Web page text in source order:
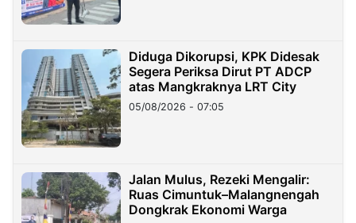
Diduga Dikorupsi, KPK Didesak
Segera Periksa Dirut PT ADCP
atas Mangkraknya LRT City
05/08/2026 - 07:05
Jalan Mulus, Rezeki Mengalir:
Ruas Cimuntuk–Malangnengah
Dongkrak Ekonomi Warga